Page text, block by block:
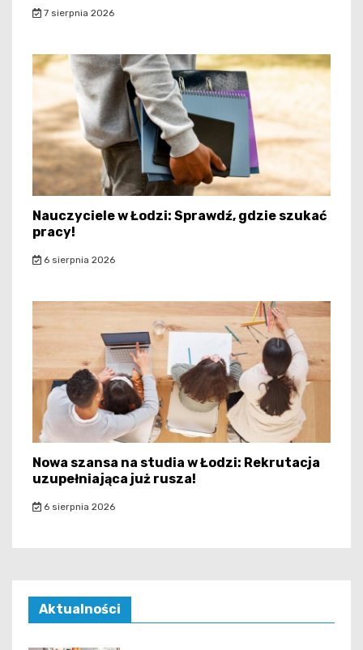
7 sierpnia 2026
Nauczyciele w Łodzi: Sprawdź, gdzie szukać
pracy!
6 sierpnia 2026
Nowa szansa na studia w Łodzi: Rekrutacja
uzupełniająca już rusza!
6 sierpnia 2026
Aktualności